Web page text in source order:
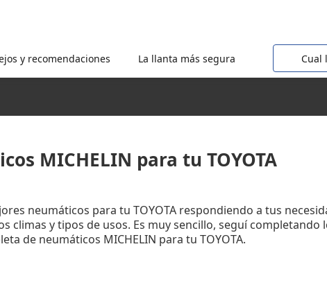
y recomendaciones La llanta más segura Cual
MICHELIN para tu TOYOTA
neumáticos para tu TOYOTA respondiendo a tus
climas y tipos de usos. Es muy sencillo, seguí completando
de neumáticos MICHELIN para tu TOYOTA.